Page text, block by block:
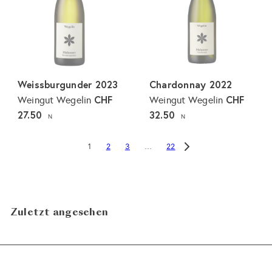
Weissburgunder 2023
Weingut Wegelin CHF
27.50
N
Chardonnay 2022
Weingut Wegelin CHF
32.50
N
1 2 3 … 22
Zuletzt angesehen